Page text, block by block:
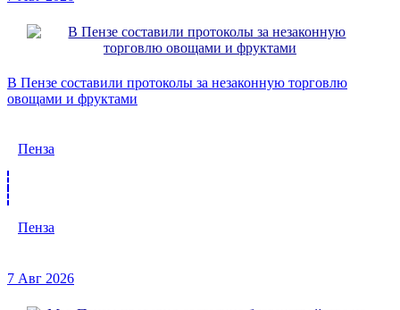
В Пензе составили протоколы за незаконную торговлю
овощами и фруктами
Пенза
Пенза
7 Авг 2026